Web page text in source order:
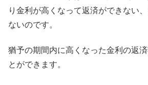
り金利が高くなって返済ができない
ないのです。
猶予の期間内に高くなった金利の返
とができます。